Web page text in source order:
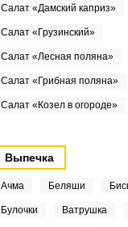
Салат «Дамский каприз»
Салат «Грузинский»
Салат «Лесная поляна»
Салат «Грибная поляна»
Салат «Козел в огороде»
Выпечка
Ачма Беляши
Булочки Ватрушка